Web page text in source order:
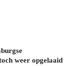
weer opgelaaid